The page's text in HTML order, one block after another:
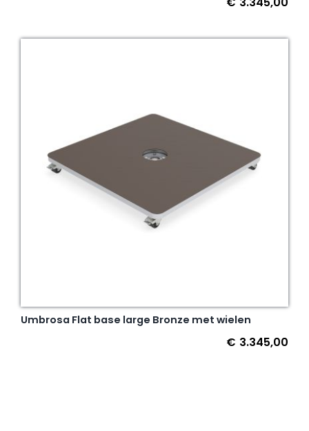
Umbrosa Flat base large Bronze met wielen
€ 3.345,00